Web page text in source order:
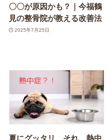
〇〇が原因かも？｜今福鶴
見の整骨院が教える改善法
2025年7月25日